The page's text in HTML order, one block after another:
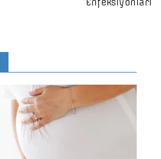
Enfeksiyonları